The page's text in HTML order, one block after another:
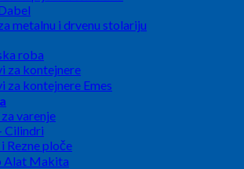
metalnu i drvenu stolariju
roba
za kontejnere
za kontejnere Emes
varenje
Cilindri
Rezne ploče
Alat Makita